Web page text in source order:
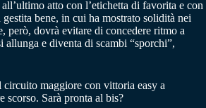
atto con l’etichetta di favorita e con
bene, in cui ha mostrato solidità nei
però, dovrà evitare di concedere ritmo a
allunga e diventa di scambi “sporchi”,
maggiore con vittoria easy a
scorso. Sarà pronta al bis?